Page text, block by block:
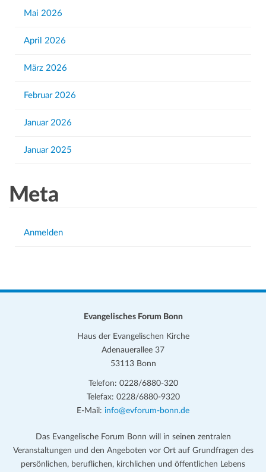
Mai 2026
April 2026
März 2026
Februar 2026
Januar 2026
Januar 2025
Meta
Anmelden
Evangelisches Forum Bonn
Haus der Evangelischen Kirche
Adenauerallee 37
53113 Bonn
Telefon: 0228/6880-320
Telefax: 0228/6880-9320
E-Mail: info@evforum-bonn.de
Das Evangelische Forum Bonn will in seinen zentralen
Veranstaltungen und den Angeboten vor Ort auf Grundfragen des
persönlichen, beruflichen, kirchlichen und öffentlichen Lebens